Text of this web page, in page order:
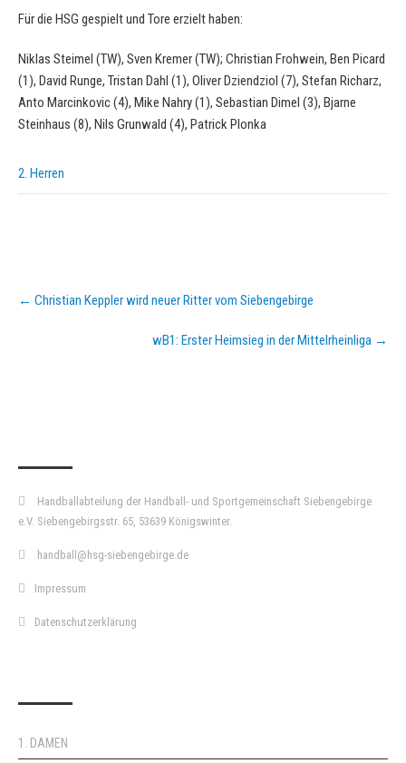
Für die HSG gespielt und Tore erzielt haben:
Niklas Steimel (TW), Sven Kremer (TW); Christian Frohwein, Ben Picard
(1), David Runge, Tristan Dahl (1), Oliver Dziendziol (7), Stefan Richarz,
Anto Marcinkovic (4), Mike Nahry (1), Sebastian Dimel (3), Bjarne
Steinhaus (8), Nils Grunwald (4), Patrick Plonka
2. Herren
Post
navigation
← Christian Keppler wird neuer Ritter vom Siebengebirge
wB1: Erster Heimsieg in der Mittelrheinliga →
Handballabteilung der Handball- und Sportgemeinschaft Siebengebirge
e.V. Siebengebirgsstr. 65, 53639 Königswinter.
handball@hsg-siebengebirge.de
Impressum
Datenschutzerklärung
1. DAMEN